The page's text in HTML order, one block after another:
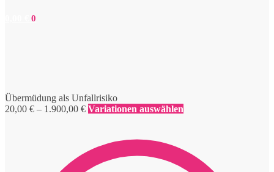
0
Übermüdung als Unfallrisiko
20,00 € – 1.900,00 €Preisspanne:
1.900,00 €
Variationen auswählen